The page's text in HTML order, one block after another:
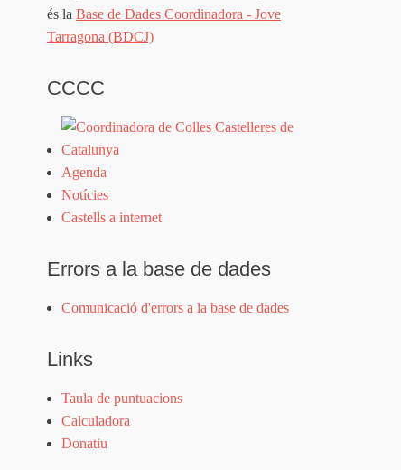
és la Base de Dades Coordinadora - Jove
Tarragona (BDCJ)
CCCC
Agenda
Notícies
Castells a internet
Errors a la base de dades
Comunicació d'errors a la base de dades
Links
Taula de puntuacions
Calculadora
Donatiu